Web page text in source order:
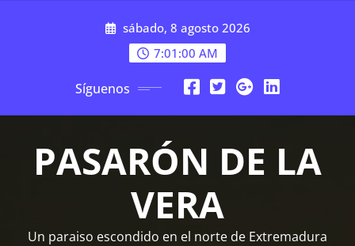
sábado, 8 agosto 2026
7:01:01 AM
Síguenos
PASARÓN DE LA
VERA
Un paraiso escondido en el norte de Extremadura